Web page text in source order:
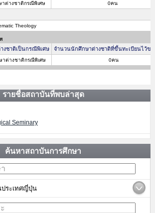
าต่างชาติกรณีพิเศษ 0คน
Theology
งชาติเป็นกรณีพิเศษ จำนวนนักศึกษาต่างชาติที่ขึ้นทะเบียนไว้ขอ
าต่างชาติกรณีพิเศษ 0คน
รายชื่อสถาบันที่พบล่าสุด
Seminary
ค้นหาสถาบันการศึกษา
ระเทศญี่ปุ่น